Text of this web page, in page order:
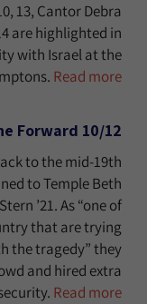
13, Cantor Debra
are highlighted in
with Israel at the
Read more
10/12 The Forward
to the mid-19th
to Temple Beth
’21. As “one of
that are trying
the tragedy” they
and hired extra
Read more